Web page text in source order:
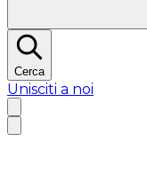
Cerca
Unisciti a noi